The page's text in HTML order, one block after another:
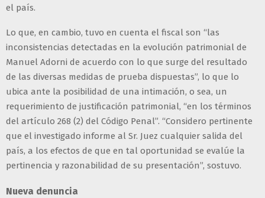
el país.
Lo que, en cambio, tuvo en cuenta el fiscal son “las
inconsistencias detectadas en la evolución patrimonial de
Manuel Adorni de acuerdo con lo que surge del resultado
de las diversas medidas de prueba dispuestas”, lo que lo
ubica ante la posibilidad de una intimación, o sea, un
requerimiento de justificación patrimonial, “en los términos
del artículo 268 (2) del Código Penal”. “Considero pertinente
que el investigado informe al Sr. Juez cualquier salida del
país, a los efectos de que en tal oportunidad se evalúe la
pertinencia y razonabilidad de su presentación”, sostuvo.
Nueva denuncia